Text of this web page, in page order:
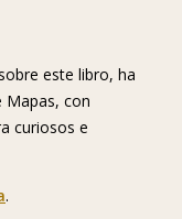
este libro, ha
Mapas, con
curiosos e
.